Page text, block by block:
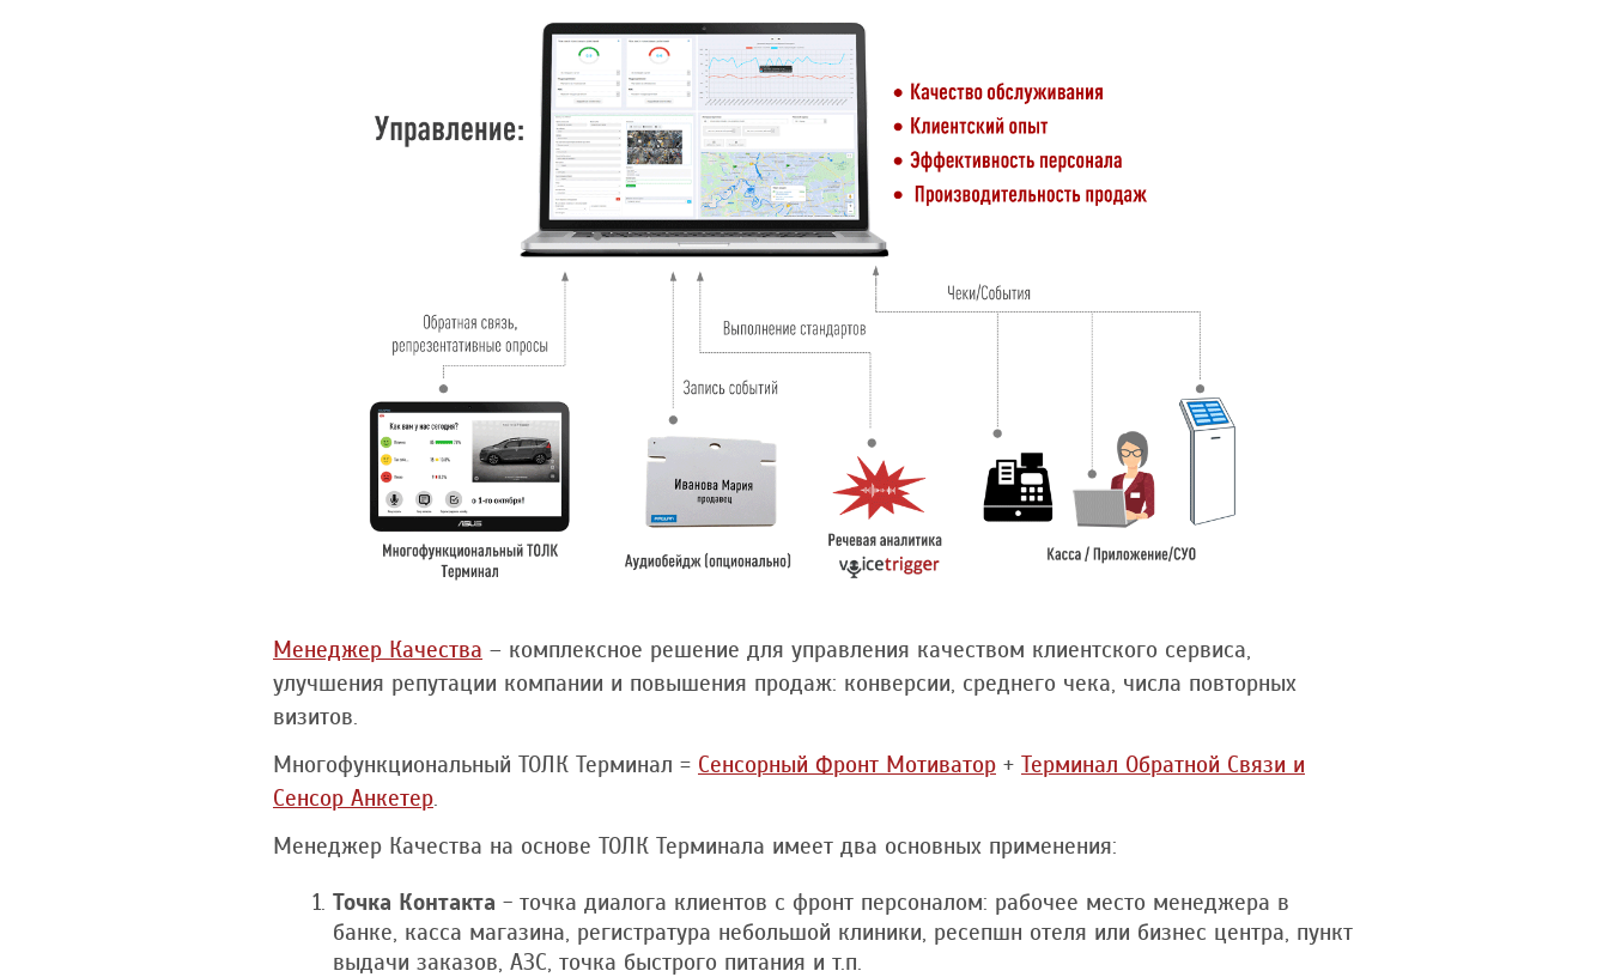
Менеджер Качества – комплексное решение для управления качеством клиентского сервиса,
улучшения репутации компании и повышения продаж: конверсии, среднего чека, числа повторных
визитов.
Многофункциональный ТОЛК Терминал = Сенсорный Фронт Мотиватор + Терминал Обратной Связи и
Сенсор Анкетер.
Менеджер Качества на основе ТОЛК Терминала имеет два основных применения:
Точка Контакта - точка диалога клиентов с фронт персоналом: рабочее место менеджера в
банке, касса магазина, регистратура небольшой клиники, ресепшн отеля или бизнес центра, пункт
выдачи заказов, АЗС, точка быстрого питания и т.п.